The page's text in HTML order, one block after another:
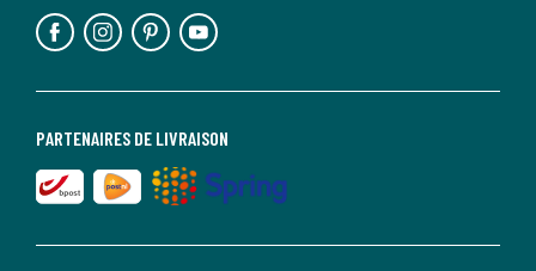
PARTENAIRES DE LIVRAISON